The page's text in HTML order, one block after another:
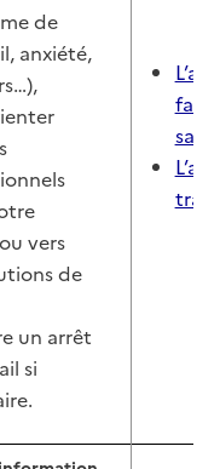
de
anxiété,
vers
de
un arrêt
si
sa